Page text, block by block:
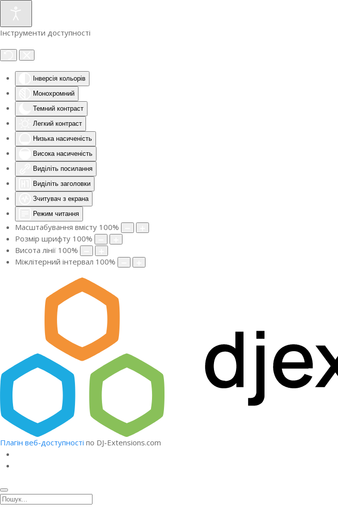
Інструменти доступності
Інверсія кольорів
Монохромний
Темний контраст
Легкий контраст
Низька насиченість
Висока насиченість
Виділіть посилання
Виділіть заголовки
Зчитувач з екрана
Режим читання
Масштабування вмісту 100%
Розмір шрифту 100%
Висота лінії 100%
Міжлітерний інтервал 100%
Плагін веб-доступності по DJ-Extensions.com